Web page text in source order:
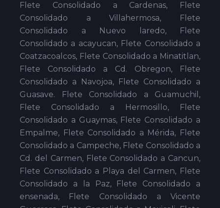
Flete Consolidado a Cardenas, Flete
Consolidado a Villahermosa, Flete
Consolidado a Nuevo laredo, Flete
Consolidado a acayucan, Flete Consolidado a
Coatzacoalcos, Flete Consolidado a Minatitlan,
Flete Consolidado a Cd. Obregon, Flete
Consolidado a Navojoa, Flete Consolidado a
Guasave. Flete Consolidado a Guamuchil,
Flete Consolidado a Hermosillo, Flete
Consolidado a Guaymas, Flete Consolidado a
Empalme, Flete Consolidado a Mérida, Flete
Consolidado a Campeche, Flete Consolidado a
Cd. del Carmen, Flete Consolidado a Cancun,
Flete Consolidado a Playa del Carmen, Flete
Consolidado a la Paz, Flete Consolidado a
ensenada, Flete Consolidado a Vicente